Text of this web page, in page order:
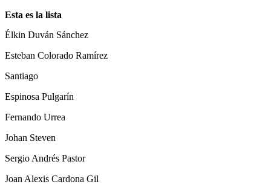
Esta es la lista
Élkin Duván Sánchez
Esteban Colorado Ramírez
Santiago
Espinosa Pulgarín
Fernando Urrea
Johan Steven
Sergio Andrés Pastor
Joan Alexis Cardona Gil